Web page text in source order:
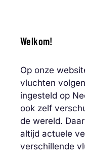
Welkom!
Op onze
vluchten
ingesteld op
ook zelf
de wereld.
altijd actuele
verschillende